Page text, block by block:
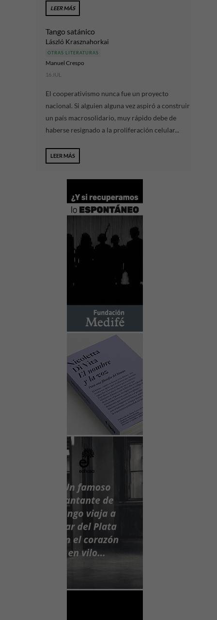
LEER MÁS
Tango satánico
László Krasznahorkai
OTRAS LITERATURAS
Manuel Crespo
16 JUL
El cooperativismo nunca fue un proyecto
nacional. Si alguien alguna vez aspiró a construir
un país macrosolidario, muy rápido debe de
haberse resignado a la proliferación celular...
LEER MÁS